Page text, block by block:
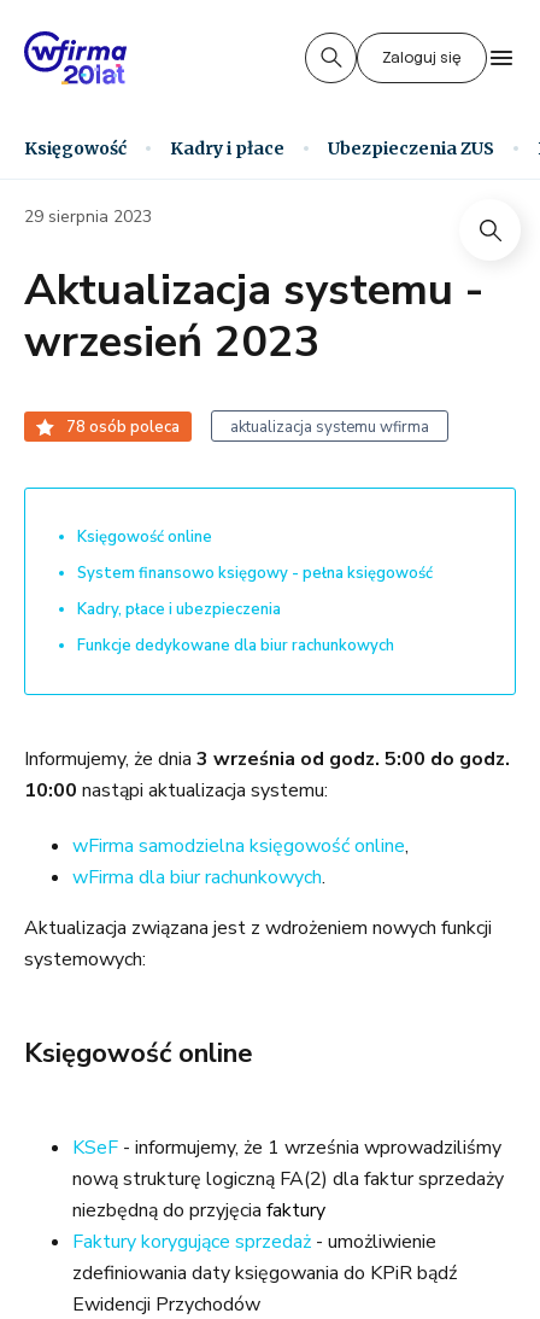
Zaloguj się
Księgowość Kadry i płace Ubezpieczenia ZUS
29 sierpnia 2023
Aktualizacja systemu -
wrzesień 2023
78 osób poleca aktualizacja systemu wfirma
Księgowość online
System finansowo księgowy - pełna księgowość
Kadry, płace i ubezpieczenia
Funkcje dedykowane dla biur rachunkowych
Informujemy, że dnia 3 września od godz. 5:00 do godz.
10:00 nastąpi aktualizacja systemu:
wFirma samodzielna księgowość online,
wFirma dla biur rachunkowych.
Aktualizacja związana jest z wdrożeniem nowych funkcji
systemowych:
Księgowość online
KSeF - informujemy, że 1 września wprowadziliśmy
nową strukturę logiczną FA(2) dla faktur sprzedaży
niezbędną do przyjęcia faktury
Faktury korygujące sprzedaż - umożliwienie
zdefiniowania daty księgowania do KPiR bądź
Ewidencji Przychodów